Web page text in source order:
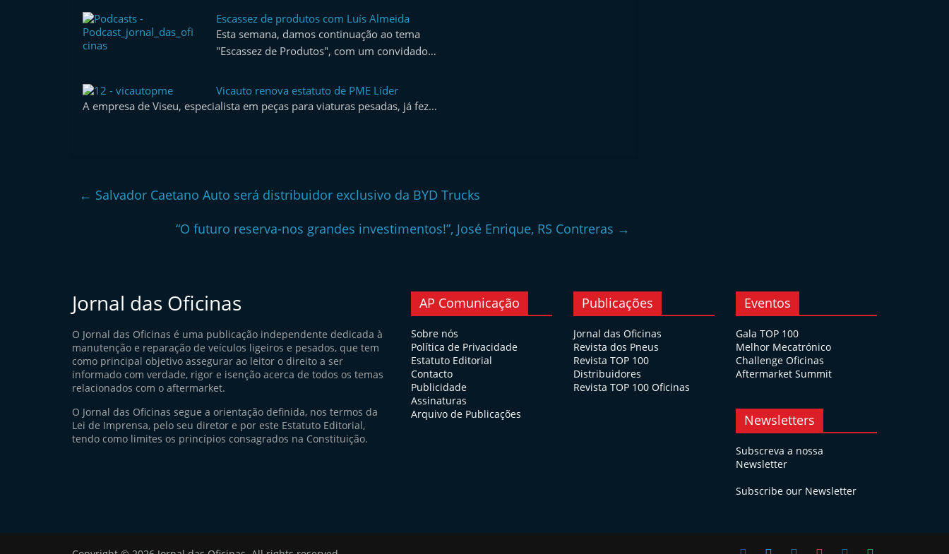
Escassez de produtos com Luís Almeida
Esta semana, damos continuação ao tema
"Escassez de Produtos", com um convidado…
Vicauto renova estatuto de PME Líder
A empresa de Viseu, especialista em peças para viaturas pesadas, já fez…
← Salvador Caetano Auto será distribuidor exclusivo da BYD Trucks
“O futuro reserva-nos grandes investimentos!”, José Enrique, RS Contreras →
Jornal das Oficinas
O Jornal das Oficinas é uma publicação independente dedicada à
manutenção e reparação de veículos ligeiros e pesados, que tem
como principal objetivo assegurar ao leitor o direito a ser
informado com verdade, rigor e isenção acerca de todos os temas
relacionados com o aftermarket.
O Jornal das Oficinas segue a orientação definida, nos termos da
Lei de Imprensa, pelo seu diretor e por este Estatuto Editorial,
tendo como limites os princípios consagrados na Constituição.
AP Comunicação
Sobre nós
Política de Privacidade
Estatuto Editorial
Contacto
Publicidade
Assinaturas
Arquivo de Publicações
Publicações
Jornal das Oficinas
Revista dos Pneus
Revista TOP 100
Distribuidores
Revista TOP 100 Oficinas
Eventos
Gala TOP 100
Melhor Mecatrónico
Challenge Oficinas
Aftermarket Summit
Newsletters
Subscreva a nossa
Newsletter
Subscribe our Newsletter